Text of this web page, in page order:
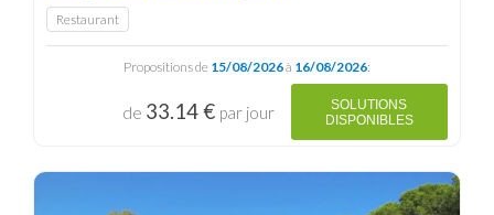
Restaurant
Propositions de 15/08/2026à 16/08/2026:
de 33.14 € par jour
SOLUTIONS
DISPONIBLES